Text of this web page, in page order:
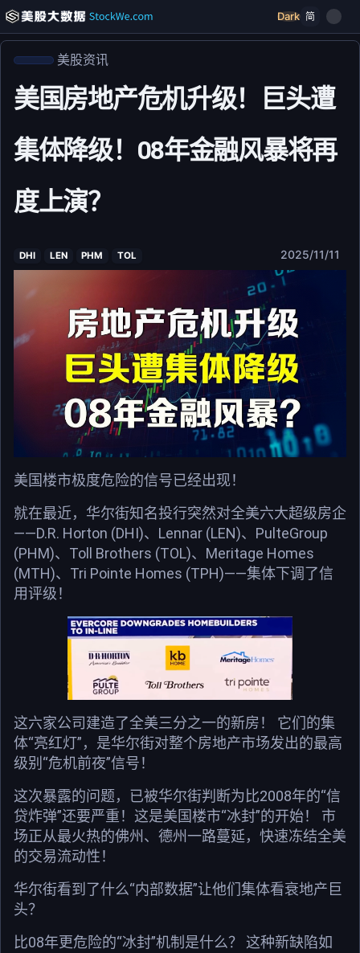
Dark 简
美股资讯
美国房地产危机升级！巨头遭
集体降级！08年金融风暴将再
度上演？
DHI LEN PHM TOL 2025/11/11
美国楼市极度危险的信号已经出现！
就在最近，华尔街知名投行突然对全美六大超级房企
——D.R. Horton (DHI)、Lennar (LEN)、PulteGroup
(PHM)、Toll Brothers (TOL)、Meritage Homes
(MTH)、Tri Pointe Homes (TPH)——集体下调了信
用评级！
这六家公司建造了全美三分之一的新房！ 它们的集
体“亮红灯”，是华尔街对整个房地产市场发出的最高
级别“危机前夜”信号！
这次暴露的问题，已被华尔街判断为比2008年的“信
贷炸弹”还要严重！这是美国楼市“冰封”的开始！ 市
场正从最火热的佛州、德州一路蔓延，快速冻结全美
的交易流动性！
华尔街看到了什么“内部数据”让他们集体看衰地产巨
头？
比08年更危险的“冰封”机制是什么？ 这种新缺陷如